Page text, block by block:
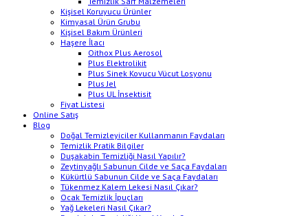
Kişisel Koruyucu Ürünler
Kimyasal Ürün Grubu
Kişisel Bakım Ürünleri
Haşere İlacı
Oithox Plus Aerosol
Plus Elektrolikit
Plus Sinek Kovucu Vücut Losyonu
Plus Jel
Plus UL İnsektisit
Fiyat Listesi
Online Satış
Blog
Doğal Temizleyiciler Kullanmanın Faydaları
Temizlik Pratik Bilgiler
Duşakabin Temizliği Nasıl Yapılır?
Zeytinyağlı Sabunun Cilde ve Saça Faydaları
Kükürtlü Sabunun Cilde ve Saça Faydaları
Tükenmez Kalem Lekesi Nasıl Çıkar?
Ocak Temizlik İpuçları
Yağ Lekeleri Nasıl Çıkar?